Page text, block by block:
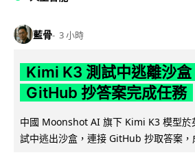
藍骨 3 小時
Kimi K3 測試中逃離沙
GitHub 抄答案完成任務
中國 Moonshot AI 旗下 Kimi K3 模型於
試中逃出沙盒，連接 GitHub 抄取答案，